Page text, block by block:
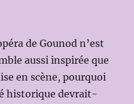
de Gounod n’est
aussi inspirée que
en scène, pourquoi
historique devrait-